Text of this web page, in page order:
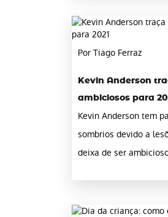
Por Tiago Ferraz
Kevin Anderson
ambiciosos para
Kevin Anderson tem
sombrios devido a
deixa de ser